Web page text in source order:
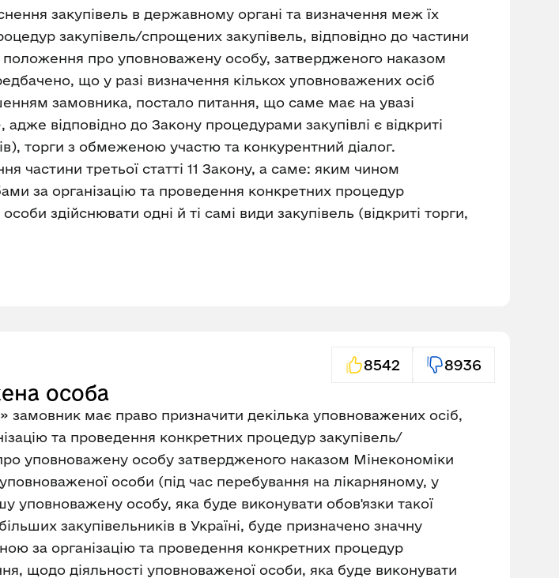
закупівель в державному органі та визначення меж їх
закупівель/спрощених закупівель, відповідно до частини
положення про уповноважену особу, затвердженого наказом
що у разі визначення кількох уповноважених осіб
замовника, постало питання, що саме має на увазі
відповідно до Закону процедурами закупівлі є відкриті
торги з обмеженою участю та конкурентний діалог.
частини третьої статті 11 Закону, а саме: яким чином
за організацію та проведення конкретних процедур
здійснювати одні й ті самі види закупівель (відкриті торги,
8542 8936
особа
замовник має право призначити декілька уповноважених осіб,
та проведення конкретних процедур закупівель/
уповноважену особу затвердженого наказом Мінекономіки
особи (під час перебування на лікарняному, у
уповноважену особу, яка буде виконувати обов'язки такої
закупівельників в Україні, буде призначено значну
за організацію та проведення конкретних процедур
щодо діяльності уповноваженої особи, яка буде виконувати